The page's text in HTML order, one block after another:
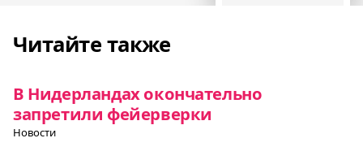
Читайте также
В Нидерландах окончательно
запретили фейерверки
Новости